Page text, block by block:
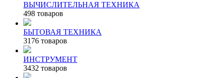
ВЫЧИСЛИТЕЛЬНАЯ ТЕХНИКА
498 товаров
БЫТОВАЯ ТЕХНИКА
3176 товаров
ИНСТРУМЕНТ
3432 товаров